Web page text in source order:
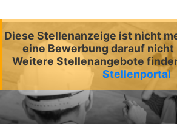
Diese Stellenanzeige ist nicht
eine Bewerbung darauf nicht
Weitere Stellenangebote
Stellenportal